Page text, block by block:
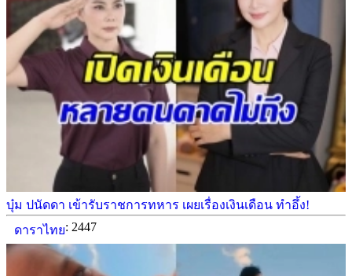
บุ๋ม ปนัดดา เข้ารับราชการทหาร เผยเรื่องเงินเดือน ทำอึ้ง!
ดาราไทย: 2447